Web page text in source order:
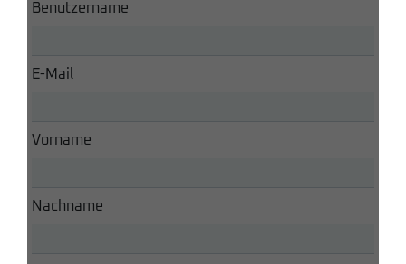
Benutzername
E-Mail
Vorname
Nachname